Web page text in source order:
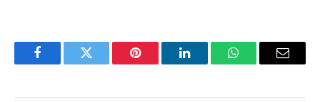
FacebookTwitter Pinterest LinkedInWhatsAppEmail